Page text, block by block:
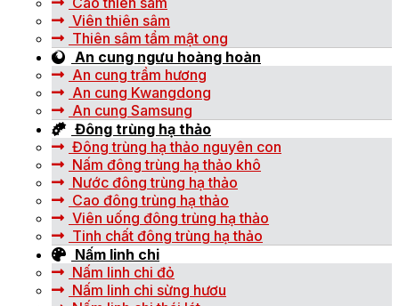
Viên thiên sâm
Thiên sâm tẩm mật ong
An cung ngưu hoàng hoàn
An cung trầm hương
An cung Kwangdong
An cung Samsung
Đông trùng hạ thảo
Đông trùng hạ thảo nguyên con
Nấm đông trùng hạ thảo khô
Nước đông trùng hạ thảo
Cao đông trùng hạ thảo
Viên uống đông trùng hạ thảo
Tinh chất đông trùng hạ thảo
Nấm linh chi
Nấm linh chi đỏ
Nấm linh chi sừng hươu